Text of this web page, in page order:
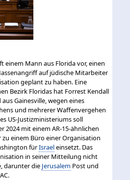
einem Mann aus Florida vor, einen
auf jüdische Mitarbeiter
geplant zu haben. Eine
Bezirk Floridas hat Forrest Kendall
Gainesville, wegen eines
und mehrerer Waffenvergehen
US-Justizministeriums soll
2024 mit einem AR-15-ähnlichen
einem Büro einer Organisation
fürIsraeleinsetzt. Das
in seiner Mitteilung nicht
darunter die Jerusalem Post und